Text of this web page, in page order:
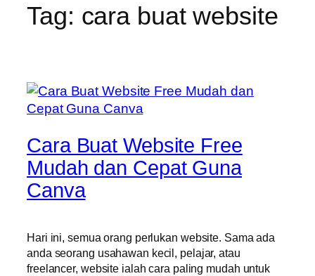
Tag: cara buat website
Cara Buat Website Free
Mudah dan Cepat Guna
Canva
Hari ini, semua orang perlukan website. Sama ada
anda seorang usahawan kecil, pelajar, atau
freelancer, website ialah cara paling mudah untuk